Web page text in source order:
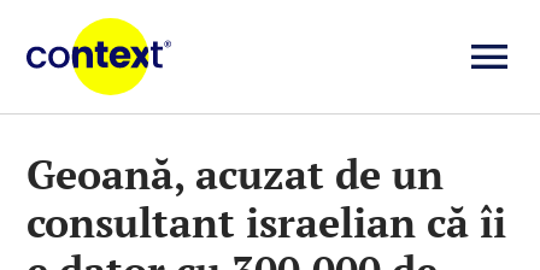
content
Știri
Geoană, acuzat de un
consultant israelian că îi